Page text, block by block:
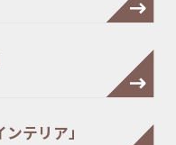
テリア」